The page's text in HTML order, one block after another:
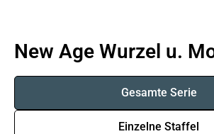
New Age Wurzel u.
Gesamte Serie
Einzelne Staffel